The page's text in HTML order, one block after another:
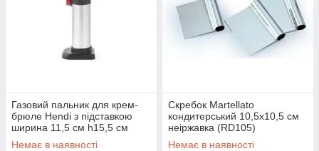
Газовий пальник для крем-
брюле Hendi з підставкою
ширина 11,5 см h15,5 см
(198223)
Немає в наявності
Скребок Martellato
кондитерський 10,5х10,5 см
неіржавка (RD105)
Немає в наявності